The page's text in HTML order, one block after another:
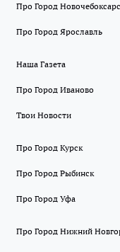
Про Город
Про Город Ярославль
Наша Газета
Про Город Иваново
Твои Новости
Про Город Курск
Про Город Рыбинск
Про Город Уфа
Про Город Нижний